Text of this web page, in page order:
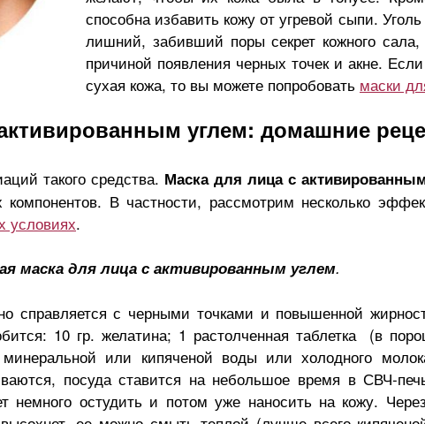
способна избавить кожу от угревой сыпи.
лишний, забивший поры секрет кожного сала,
причиной появления черных точек и акне.
сухая кожа, то вы можете попробовать маски
углем: домашние
такого средства. Маска для лица с
компонентов. В частности, рассмотрим несколько
условиях.
маска для лица с активированным углем.
справляется с черными точками и повышенной
10 гр. желатина; 1 растолченная таблетка (в
или кипяченой воды или холодного
посуда ставится на небольшое время в СВЧ-
немного остудить и потом уже наносить на кожу.